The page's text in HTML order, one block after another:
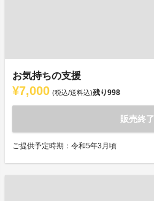
お気持ちの支援
¥7,000 (税込/送料込)残り998
販売終了
ご提供予定時期：令和5年3月頃